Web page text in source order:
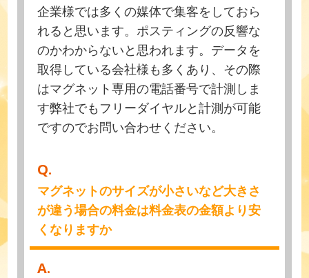
企業様では多くの媒体で集客をしておら
れると思います。ポスティングの反響な
のかわからないと思われます。データを
取得している会社様も多くあり、その際
はマグネット専用の電話番号で計測しま
す弊社でもフリーダイヤルと計測が可能
ですのでお問い合わせください。
Q.
マグネットのサイズが小さいなど大きさ
が違う場合の料金は料金表の金額より安
くなりますか
A.